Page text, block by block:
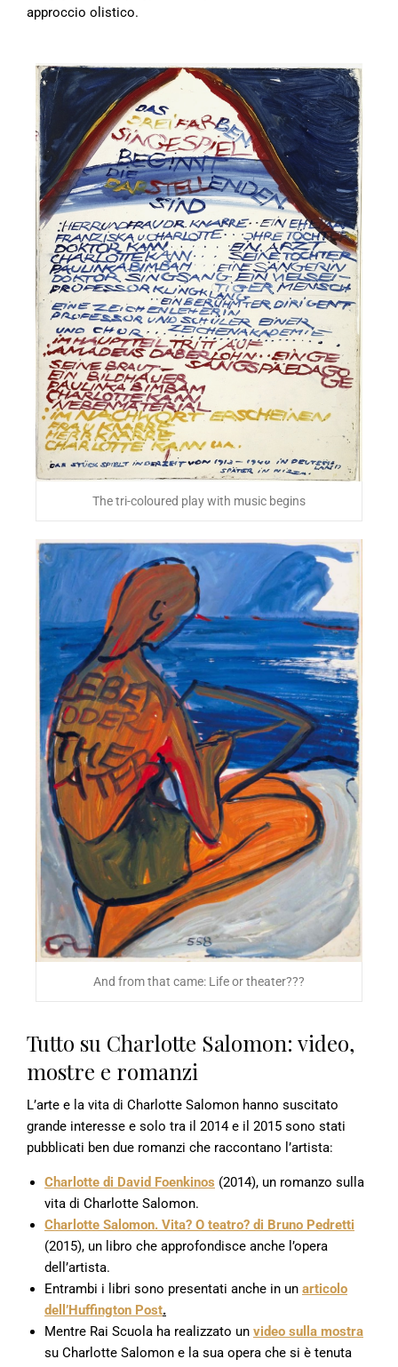
approccio olistico.
The tri-coloured play with music begins
And from that came: Life or theater???
Tutto su Charlotte Salomon: video,
mostre e romanzi
L’arte e la vita di Charlotte Salomon hanno suscitato
grande interesse e solo tra il 2014 e il 2015 sono stati
pubblicati ben due romanzi che raccontano l’artista:
Charlotte di David Foenkinos (2014), un romanzo sulla
vita di Charlotte Salomon.
Charlotte Salomon. Vita? O teatro? di Bruno Pedretti
(2015), un libro che approfondisce anche l’opera
dell’artista.
Entrambi i libri sono presentati anche in un articolo
dell’Huffington Post.
Mentre Rai Scuola ha realizzato un video sulla mostra
su Charlotte Salomon e la sua opera che si è tenuta